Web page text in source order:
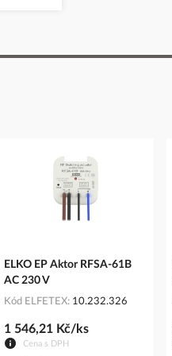
ELKO EP Aktor RFSA-61B
AC 230 V
Kód ELFETEX 10.232.326
Cena s DPH
1 546,21 Kč/ks